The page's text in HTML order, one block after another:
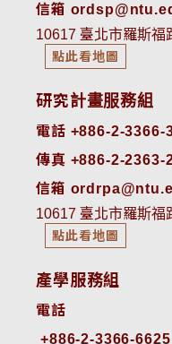
信箱
10617 臺北市羅斯福
點此看地圖
研究計畫服務組
電話 +886-2-3366-
傳真 +886-2-2363-
信箱
10617 臺北市羅斯福
點此看地圖
產學服務組
電話
+886-2-3366-6625